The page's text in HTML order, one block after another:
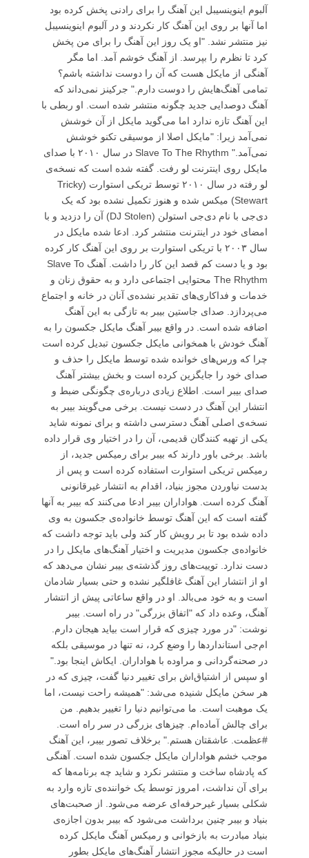
آلبوم اینوینسیبل این آهنگ را برای رادنی پخش کرده بود
اما آنها بر روی این آهنگ کار نکردند و در آلبوم اینوینسیبل
نیز منتشر نشد. "او یک روز این آهنگ را برای من پخش
کرد تا نظرم را بپرسد. از آهنگ خوشم آمد. اما مگر
آهنگی از مایکل هست که آن را دوست نداشته باشم؟
تمامی آهنگ‌هایش را دوست دارم." جرکینز نمی‌داند که
آهنگ دوصدایی جدید چگونه منتشر شده است. او ربطی با
این آهنگ تازه ندارد اما می‌گوید مایکل از آن خوشش
نمی‌آمد زیرا: "مایکل اصلا از موسیقی تکنو خوشش
نمی‌آمد." Slave To The Rhythm در سال ۲۰۱۰ با صدای
مایکل روی اینترنت لو رفت. گفته شده است که نسخه‌ی
لو رفته در سال ۲۰۱۰ توسط تریکی استوارت (Tricky
Stewart) میکس شده و هنوز تکمیل نشده بود که یک
دی‌جی با نام دی‌جی استولن (DJ Stolen) آن را دزدید و با
امضای خود در اینترنت منتشر کرد. ادعا شده مایکل در
سال ۲۰۰۳ با تریکی استوارت بر روی این آهنگ کار کرده
بود و یا دست کم قصد این کار را داشت. آهنگ Slave To
The Rhythm محتوایی اجتماعی دارد و به حقوق زنان و
خدمات و فداکاری‌های تقدیر نشده‌ی آنان در خانه و اجتماع
می‌پردازد. صدای جاستین بیبر به تازگی به این آهنگ
اضافه شده است. در واقع بیبر آهنگ مایکل جکسون را به
آهنگ خودش با همخوانی مایکل جکسون تبدیل کرده است
چرا که ورس‌های خوانده شده توسط مایکل را حذف و
صدای خود را جایگزین کرده است و بخش بیشتر آهنگ
صدای بیبر است. اطلاع زیادی درباره‌ی چگونگی ضبط و
انتشار این آهنگ در دست نیست. برخی می‌گویند بیبر به
نسخه‌ی اصلی آهنگ دسترسی داشته و برای نمونه شاید
یکی از تهیه کنندگان قدیمی، آن را در اختیار وی قرار داده
باشد. برخی باور دارند که بیبر برای رمیکس جدید، از
رمیکس تریکی استوارت استفاده کرده است و پس از
بدست نیاوردن مجوز بنیاد، اقدام به انتشار غیرقانونی
آهنگ کرده است. هواداران بیبر ادعا می‌کنند که بیبر به آنها
گفته است که این آهنگ توسط خانواده‌ی جکسون به وی
داده شده بود تا بر رویش کار کند ولی باید توجه داشت که
خانواده‌ی جکسون مدیریت و اختیار آهنگ‌های مایکل را در
دست ندارد. توییت‌های روز گذشته‌ی بیبر نشان می‌دهد که
او از انتشار این آهنگ غافلگیر نشده و حتی بسیار شادمان
است و به خود می‌بالد. او در واقع ساعاتی پیش از انتشار
آهنگ، وعده‌ داد که "اتفاق بزرگی" در راه است. بیبر
نوشت: "در مورد چیزی که قرار است بیاید هیجان دارم.
ام‌جی استانداردها را وضع کرد، نه تنها در موسیقی بلکه
در صحنه‌گردانی و مراوده با هواداران. ایکاش اینجا بود."
او سپس از اشتیاق‌اش برای تغییر دنیا گفت، چیزی که در
هر سخن مایکل شنیده می‌شد: "همیشه راحت نیست، اما
یک موهبت است. ما می‌توانیم دنیا را تغییر بدهیم. من
برای چالش آماده‌ام. چیزهای بزرگی در سر راه است.
#عظمت. عاشقتان هستم." برخلاف تصور بیبر، این آهنگ
موجب خشم هواداران مایکل جکسون شده است. آهنگی
که پادشاه ساخت و منتشر نکرد و شاید چه برنامه‌ها که
برای آن نداشت، امروز توسط یک خواننده‌ی تازه وارد به
شکلی بسیار غیرحرفه‌ای عرضه می‌شود. از صحبت‌های
بنیاد و بیبر چنین برداشت می‌شود که بیبر بدون اجازه‌ی
بنیاد مبادرت به بازخوانی و رمیکس آهنگ مایکل کرده
است در حالیکه مجوز انتشار آهنگ‌های مایکل بطور